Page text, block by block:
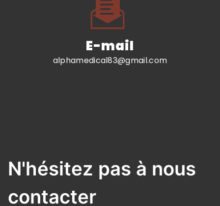
E-mail
alphamedical83@gmail.com
N'hésitez pas à nous
contacter